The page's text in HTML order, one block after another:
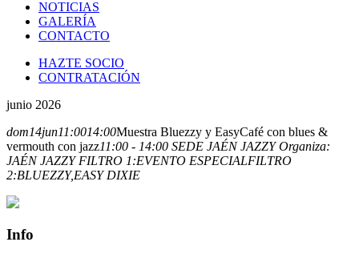
NOTICIAS
GALERÍA
CONTACTO
HAZTE SOCIO
CONTRATACIÓN
junio 2026
dom14jun11:0014:00Muestra Bluezzy y EasyCafé con blues &
vermouth con jazz11:00 - 14:00 SEDE JAÉN JAZZY Organiza:
JAÉN JAZZY FILTRO 1:EVENTO ESPECIALFILTRO
2:BLUEZZY,EASY DIXIE
Info